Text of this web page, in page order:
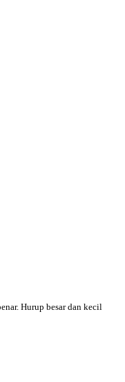
Hurup besar dan kecil